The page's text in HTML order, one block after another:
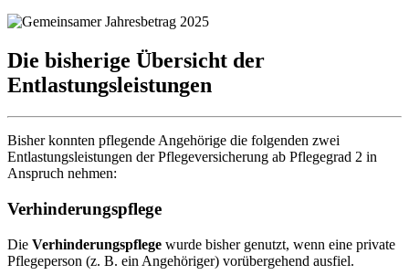
Die bisherige Übersicht der
Entlastungsleistungen
Bisher konnten pflegende Angehörige die folgenden zwei
Entlastungsleistungen der Pflegeversicherung ab Pflegegrad 2 in
Anspruch nehmen:
Verhinderungspflege
Die Verhinderungspflege wurde bisher genutzt, wenn eine private
Pflegeperson (z. B. ein Angehöriger) vorübergehend ausfiel.